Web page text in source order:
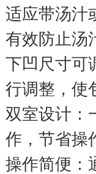
适应带汤汁
有效防止汤
下凹尺寸可
行调整，使
双室设计
作，节省操
操作简便